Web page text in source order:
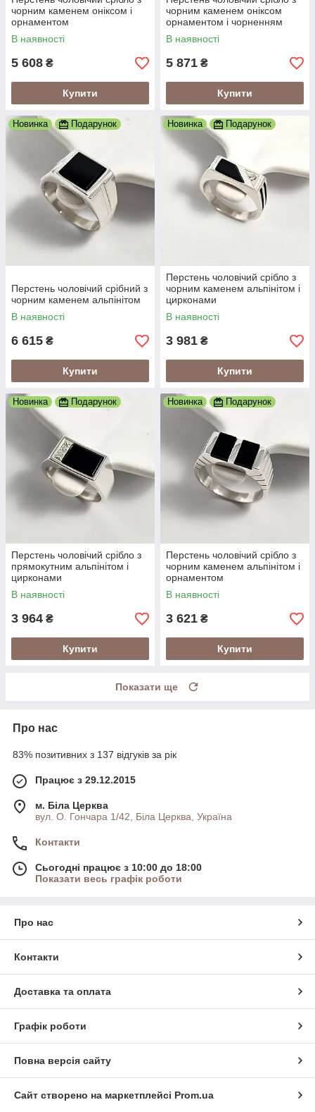
чорним каменем оніксом і
орнаментом
В наявності
5 608 ₴
Купити
чорним каменем оніксом
орнаментом і чорненням
В наявності
5 871 ₴
Купити
Новинка Подарунок
Перстень чоловічий срібний з
чорним каменем альпінітом
В наявності
6 615 ₴
Купити
Новинка Подарунок
Перстень чоловічий срібло з
чорним каменем альпінітом і
цирконами
В наявності
3 981 ₴
Купити
Новинка Подарунок
Перстень чоловічий срібло з
прямокутним альпінітом і
цирконами
В наявності
3 964 ₴
Купити
Новинка Подарунок
Перстень чоловічий срібло з
чорним каменем альпінітом і
орнаментом
В наявності
3 621 ₴
Купити
Показати ще
Про нас
83% позитивних з 137 відгуків за рік
Працює з 29.12.2015
м. Біла Церква
вул. О. Гончара 1/42, Біла Церква, Україна
Контакти
Сьогодні працює з 10:00 до 18:00
Показати весь графік роботи
Про нас
Контакти
Доставка та оплата
Графік роботи
Повна версія сайту
Сайт створено на маркетплейсі Prom.ua